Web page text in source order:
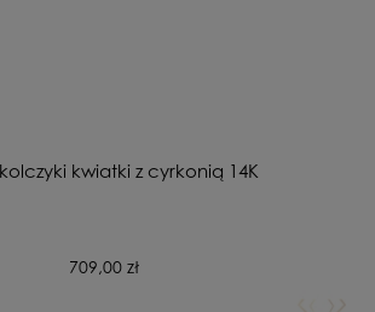
kwiatki z cyrkonią 14K
709,00 zł